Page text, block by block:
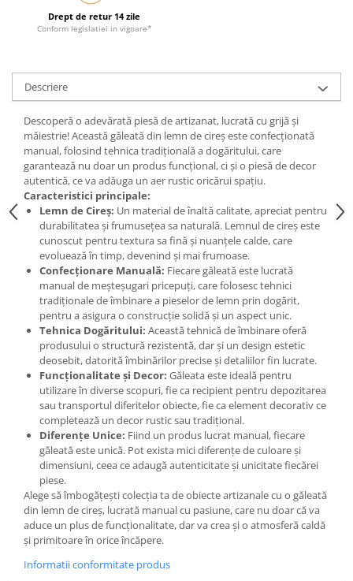
Drept de retur 14 zile
Conform legislatiei in vigoare*
Descriere
Descoperă o adevărată piesă de artizanat, lucrată cu grijă și
măiestrie! Această găleată din lemn de cireș este confecționată
manual, folosind tehnica tradițională a dogăritului, care
garantează nu doar un produs funcțional, ci și o piesă de decor
autentică, ce va adăuga un aer rustic oricărui spațiu.
Caracteristici principale:
Lemn de Cireș: Un material de înaltă calitate, apreciat pentru
durabilitatea și frumusețea sa naturală. Lemnul de cireș este
cunoscut pentru textura sa fină și nuanțele calde, care
evoluează în timp, devenind și mai frumoase.
Confecționare Manuală: Fiecare găleată este lucrată
manual de meșteșugari pricepuți, care folosesc tehnici
tradiționale de îmbinare a pieselor de lemn prin dogărit,
pentru a asigura o construcție solidă și un aspect unic.
Tehnica Dogăritului: Această tehnică de îmbinare oferă
produsului o structură rezistentă, dar și un design estetic
deosebit, datorită îmbinărilor precise și detaliilor fin lucrate.
Funcționalitate și Decor: Găleata este ideală pentru
utilizare în diverse scopuri, fie ca recipient pentru depozitarea
sau transportul diferitelor obiecte, fie ca element decorativ ce
completează un decor rustic sau tradițional.
Diferențe Unice: Fiind un produs lucrat manual, fiecare
găleată este unică. Pot exista mici diferențe de culoare și
dimensiuni, ceea ce adaugă autenticitate și unicitate fiecărei
piese.
Alege să îmbogățești colecția ta de obiecte artizanale cu o găleată
din lemn de cireș, lucrată manual cu pasiune, care nu doar că va
aduce un plus de funcționalitate, dar va crea și o atmosferă caldă
și primitoare în orice încăpere.
Informatii conformitate produs